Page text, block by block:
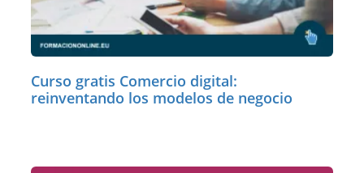
Curso gratis Comercio digital:
reinventando los modelos de negocio